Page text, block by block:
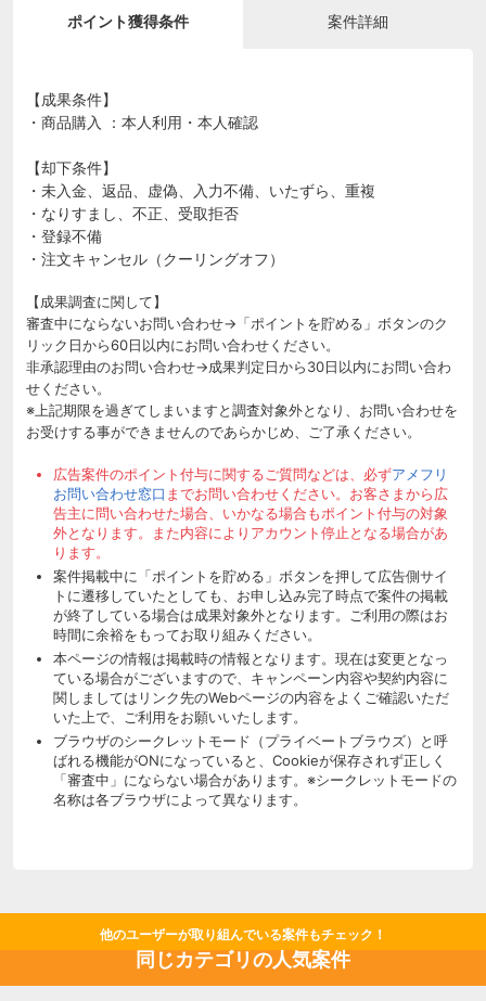
ポイント獲得条件 案件詳細
【成果条件】
・商品購入 ：本人利用・本人確認
【却下条件】
・未入金、返品、虚偽、入力不備、いたずら、重複
・なりすまし、不正、受取拒否
・登録不備
・注文キャンセル（クーリングオフ）
【成果調査に関して】
審査中にならないお問い合わせ→「ポイントを貯める」ボタンのク
リック日から60日以内にお問い合わせください。
非承認理由のお問い合わせ→成果判定日から30日以内にお問い合わ
せください。
※上記期限を過ぎてしまいますと調査対象外となり、お問い合わせを
お受けする事ができませんのであらかじめ、ご了承ください。
広告案件のポイント付与に関するご質問などは、必ずアメフリ
お問い合わせ窓口 までお問い合わせください。お客さまから広
告主に問い合わせた場合、いかなる場合もポイント付与の対象
外となります。また内容によりアカウント停止となる場合があ
ります。
案件掲載中に「ポイントを貯める」ボタンを押して広告側サイ
トに遷移していたとしても、お申し込み完了時点で案件の掲載
が終了している場合は成果対象外となります。ご利用の際はお
時間に余裕をもってお取り組みください。
本ページの情報は掲載時の情報となります。現在は変更となっ
ている場合がございますので、キャンペーン内容や契約内容に
関しましてはリンク先のWebページの内容をよくご確認いただ
いた上で、ご利用をお願いいたします。
ブラウザのシークレットモード（プライベートブラウズ）と呼
ばれる機能がONになっていると、Cookieが保存されず正しく
「審査中」にならない場合があります。※シークレットモードの
名称は各ブラウザによって異なります。
他のユーザーが取り組んでいる案件もチェック！
同じカテゴリの人気案件